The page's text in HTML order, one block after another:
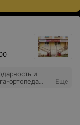
не ощущаются в
в
и
и
ортопеда
коронки,
Очень чутко и
Еще